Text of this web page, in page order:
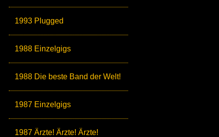
1993 Plugged
1988 Einzelgigs
1988 Die beste Band der Welt!
1987 Einzelgigs
1987 Ärzte! Ärzte! Ärzte!